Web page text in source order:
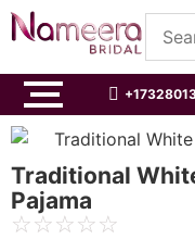
Traditional
Pajama
☆☆☆☆☆